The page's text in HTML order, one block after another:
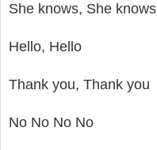
She knows, She knows
Hello, Hello
Thank you, Thank you
No No No No